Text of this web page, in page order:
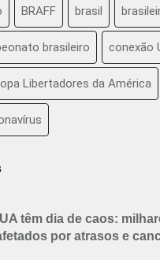
BRAFF brasil
brasileiro conexão
Libertadores da América
têm dia de caos:
por atrasos e